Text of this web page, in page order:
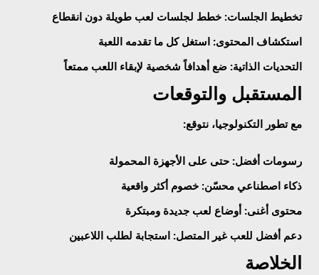
تخطيط الجلسات: خطط لجلسات لعب طويلة دون انقطاع
استكشاف المحتوى: استغل كل ما تقدمه اللعبة
التحديات الذاتية: ضع أهدافاً شخصية لإبقاء اللعب ممتعاً
المستقبل والتوقعات
مع تطور التكنولوجيا، نتوقع:
رسومات أفضل: حتى على الأجهزة المحمولة
ذكاء اصطناعي محسّن: خصوم أكثر واقعية
محتوى أغنى: أوضاع لعب جديدة ومبتكرة
دعم أفضل للعب غير المتصل: استجابة لطلب اللاعبين
الخلاصة